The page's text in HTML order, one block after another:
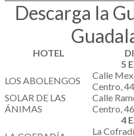
Descarga la
HOTEL
5
LOS ABOLENGOS
Calle
Centro,
SOLAR DE LAS
ÁNIMAS
Calle
Centro,
4
La